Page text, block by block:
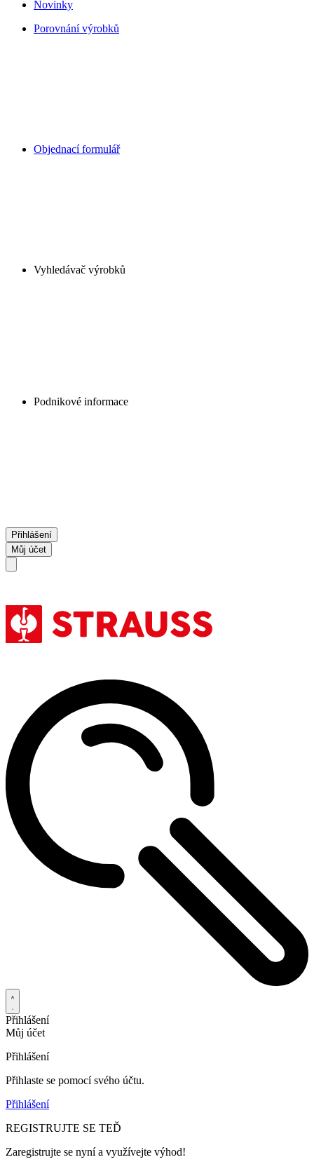
Novinky
Porovnání výrobků
Objednací formulář
Vyhledávač výrobků
Podnikové informace
Přihlášení
Můj účet
Přihlášení
Můj účet
Přihlášení
Přihlaste se pomocí svého účtu.
Přihlášení
REGISTRUJTE SE TEĎ
Zaregistrujte se nyní a využívejte výhod!